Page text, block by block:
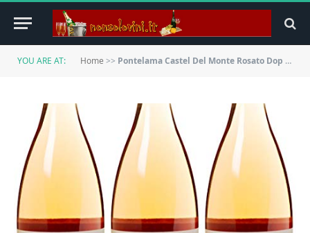
YOU ARE AT: Home >> Pontelama Castel Del Monte Rosato Dop – 3 Bottiglie da 750 ml